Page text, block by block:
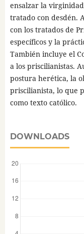
ensalzar la
tratado con desdén.
con los tratados de
específicos y la
También incluye el
a los priscilianistas.
postura herética, la
priscilianista, lo que
como texto católico.
DOWNLOADS